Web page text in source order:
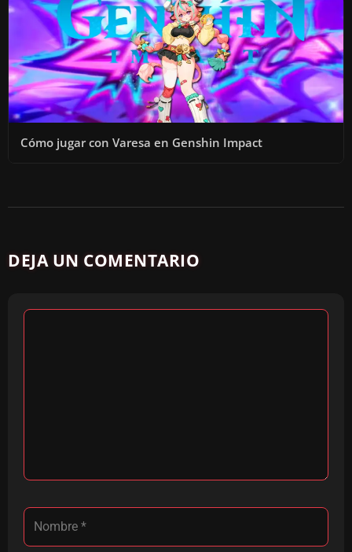
Cómo jugar con Varesa en Genshin Impact
DEJA UN COMENTARIO